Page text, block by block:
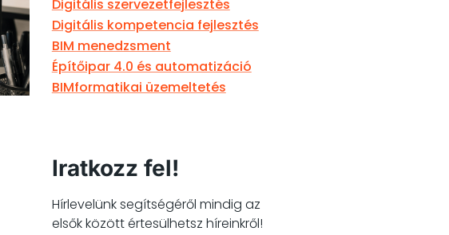
Digitális szervezetfejlesztés
Digitális kompetencia fejlesztés
BIM menedzsment
Építőipar 4.0 és automatizáció
BIMformatikai üzemeltetés
Iratkozz fel!
Hírlevelünk segítségéről mindig az
elsők között értesülhetsz híreinkről!